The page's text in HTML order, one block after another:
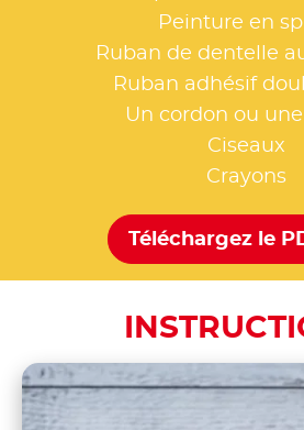
Peinture en
Ruban de dentelle
Ruban adhésif
Un cordon ou
Ciseaux
Crayons
Téléchargez le